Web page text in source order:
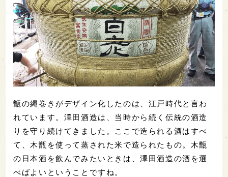
甑の縄巻きがデザイン化したのは、江戸時代と言わ
れています。澤田酒造は、当時から続く伝統の酒造
りを守り続けてきました。ここで造られる酒はすべ
て、木甑を使って蒸された米で造られたもの。木甑
の日本酒を飲んでみたいときは、澤田酒造の酒を選
べばよいということですね。